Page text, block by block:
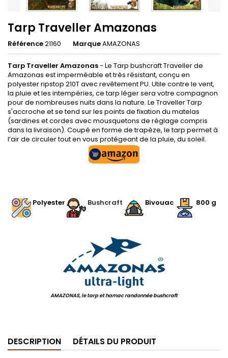
Tarp Traveller Amazonas
Référence21160 MarqueAMAZONAS
Tarp Traveller Amazonas- Le Tarp bushcraft Traveller de
Amazonas est imperméable et très résistant, conçu en
polyester ripstop 210T avec revêtement PU. Utile contre le vent,
la pluie et les intempéries, ce tarp léger sera votre compagnon
pour de nombreuses nuits dans la nature. Le Traveller Tarp
s'accroche et se tend sur les points de fixation du matelas
(sardines et cordes avec mousquetons de réglage compris
dans la livraison). Coupé en forme de trapèze, le tarp permet à
l’air de circuler tout en vous protégeant de la pluie, du soleil.
Polyester Bushcraft Bivouac 800 g
AMAZONAS, le tarp et hamac randonnée bushcraft
DESCRIPTION DÉTAILS DU PRODUIT